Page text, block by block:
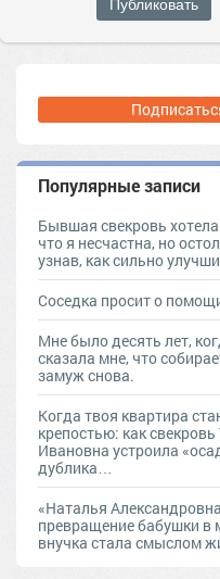
Публиковать
Популярные записи
Бывшая свекровь
что я несчастна, но
узнав, как сильно
Соседка просит о
Мне было десять лет,
сказала мне, что
замуж снова.
Когда твоя квартира
крепостью: как
Ивановна устроила
дублика…
«Наталья
превращение бабушки в
внучка стала смыслом